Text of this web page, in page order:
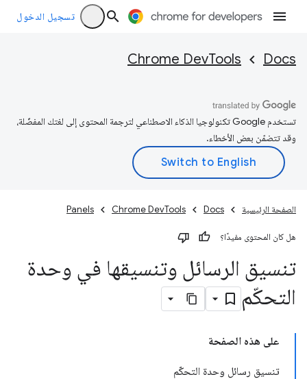
تسجيل الدخول
Docs
Chrome DevTools
تستخدم Google تكنولوجيا الذكاء الاصطناعي لترجمة المحتوى إلى لغتك المفضّلة،
وقد تتضمّن بعض الأخطاء.
الصفحة الرئيسية Docs
Chrome DevTools
Panels
هل كان المحتوى مفيدًا؟
تنسيق الرسائل وتنسيقها في وحدة
التحكّم
على هذه الصفحة
تنسيق رسائل وحدة التحكّم